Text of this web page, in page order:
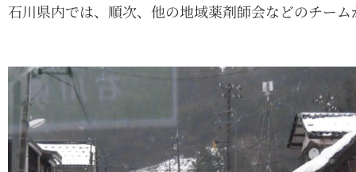
石川県内では、順次、他の地域薬剤師会などのチー